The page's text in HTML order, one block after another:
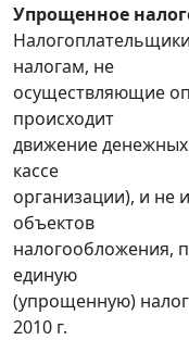
Упрощенное
налогам, не
осуществляющие
происходит
движение денежных
кассе
организации), и
объектов
налогообложения,
единую
(упрощенную)
2010 г.